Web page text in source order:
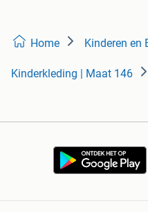
Home Kinderen en
Kinderkleding | Maat 146